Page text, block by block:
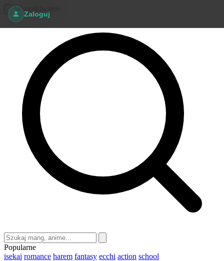
Zaloguj
Wyszukiwanie
Popularne
isekai romance harem fantasy ecchi action school